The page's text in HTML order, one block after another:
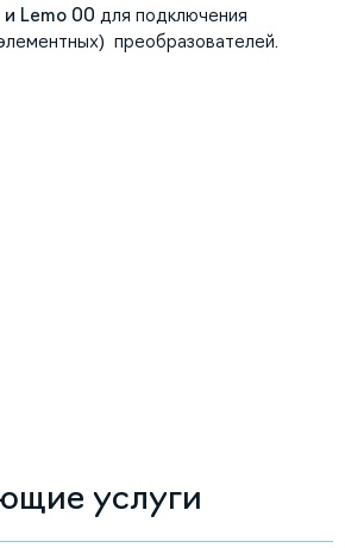
и Lemo 00 для подключения
преобразователей.
услуги